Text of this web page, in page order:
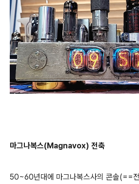
마그나복스(Magnavox) 전축
50~60년대에 마그나복스사의 콘솔(==